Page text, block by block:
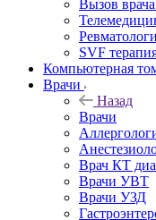
Вызов
SVF
Компьютерная
Врачи
Назад
Врачи
Врач КТ
Врачи УВТ
Врачи УЗД